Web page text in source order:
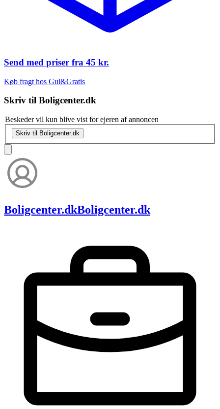
Send med priser fra 45 kr.
Køb fragt hos Gul&Gratis
Skriv til Boligcenter.dk
Beskeder vil kun blive vist for ejeren af annoncen
Skriv til Boligcenter.dk
Boligcenter.dkBoligcenter.dk